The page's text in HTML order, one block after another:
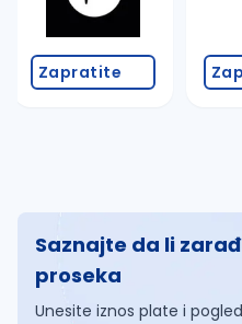
Zapratite
Saznajte da li
proseka
Unesite iznos plate i